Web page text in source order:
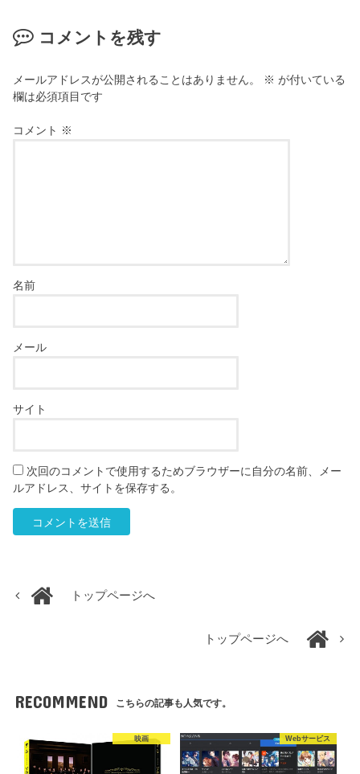
コメントを残す
メールアドレスが公開されることはありません。 ※ が付いている
欄は必須項目です
コメント ※
名前
メール
サイト
次回のコメントで使用するためブラウザーに自分の名前、メー
ルアドレス、サイトを保存する。
トップページへ
トップページへ
RECOMMEND こちらの記事も人気です。
映画 Webサービス